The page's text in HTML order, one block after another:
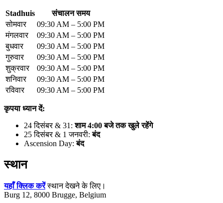
Stadhuis
संचालन समय
सोमवार
09:30 AM – 5:00 PM
मंगलवार
09:30 AM – 5:00 PM
बुधवार
09:30 AM – 5:00 PM
गुरुवार
09:30 AM – 5:00 PM
शुक्रवार
09:30 AM – 5:00 PM
शनिवार
09:30 AM – 5:00 PM
रविवार
09:30 AM – 5:00 PM
कृपया ध्यान दें:
24 दिसंबर & 31:शाम 4:00 बजे तक खुले रहेंगे
25 दिसंबर & 1 जनवरी:बंद
Ascension Day:बंद
स्थान
यहाँ क्लिक करेंस्थान देखने के लिए।
Burg 12, 8000 Brugge, Belgium